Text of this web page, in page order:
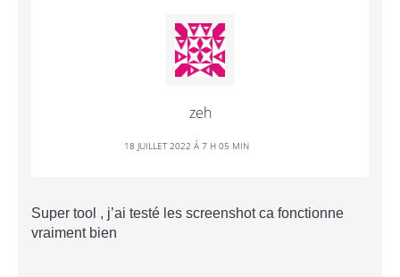
zeh
18 JUILLET 2022 Á 7 H 05 MIN
Super tool , j’ai testé les screenshot ca fonctionne
vraiment bien